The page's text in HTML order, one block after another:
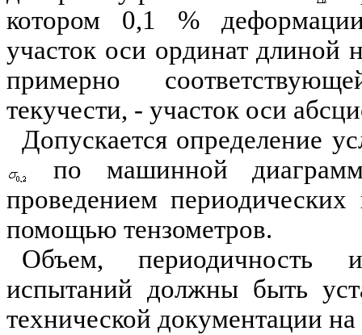
котором 0,1 % деформации
участок оси ординат длиной
примерно
текучести, - участок оси
Допускается определение
по машинной
проведением
помощью тензометров.
Объем, периодичность
испытаний должны быть
технической документации